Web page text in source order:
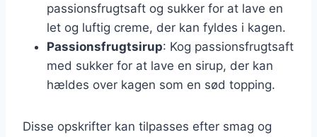
passionsfrugtsaft og sukker for at lave en
let og luftig creme, der kan fyldes i kagen.
Passionsfrugtsirup: Kog passionsfrugtsaft
med sukker for at lave en sirup, der kan
hældes over kagen som en sød topping.
Disse opskrifter kan tilpasses efter smag og